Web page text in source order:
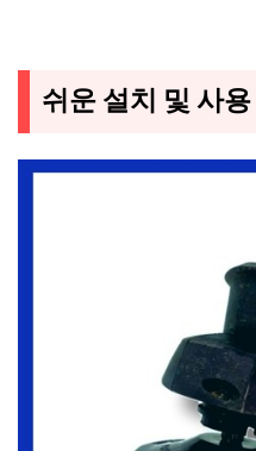
쉬운 설치 및 사용